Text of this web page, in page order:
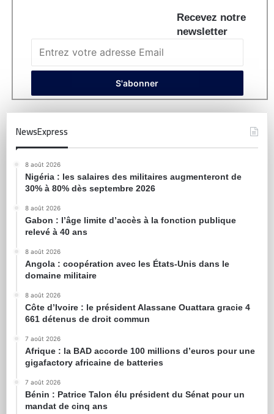
Recevez notre
newsletter
NewsExpress
8 août 2026
Nigéria : les salaires des militaires augmenteront de
30% à 80% dès septembre 2026
8 août 2026
Gabon : l’âge limite d’accès à la fonction publique
relevé à 40 ans
8 août 2026
Angola : coopération avec les États-Unis dans le
domaine militaire
8 août 2026
Côte d’Ivoire : le président Alassane Ouattara gracie 4
661 détenus de droit commun
7 août 2026
Afrique : la BAD accorde 100 millions d’euros pour une
gigafactory africaine de batteries
7 août 2026
Bénin : Patrice Talon élu président du Sénat pour un
mandat de cinq ans